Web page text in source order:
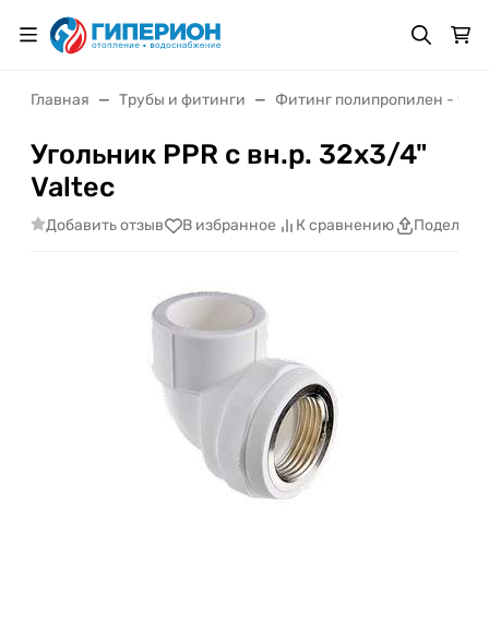
Главная Трубы и фитинги Фитинг полипропилен -
Угольник PPR с вн.р. 32x3/4"
Valtec
Добавить отзыв В избранное К сравнению